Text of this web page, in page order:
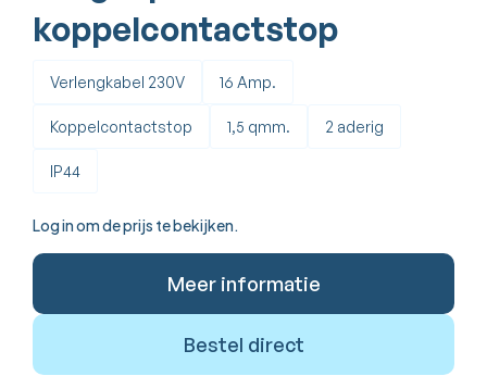
koppelcontactstop
Verlengkabel 230V 16 Amp.
Koppelcontactstop 1,5 qmm. 2 aderig
IP44
Log in om de prijs te bekijken.
Meer informatie
Bestel direct